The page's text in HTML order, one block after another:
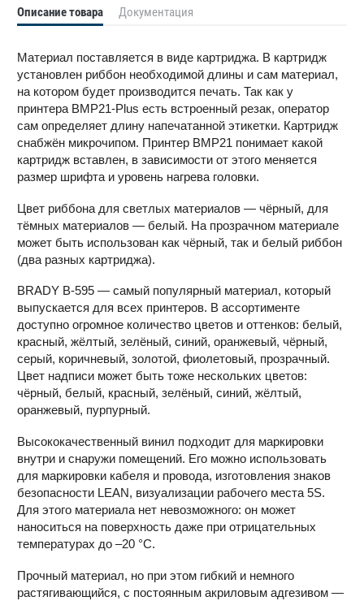
Описание товара Документация
Материал поставляется в виде картриджа. В картридж
установлен риббон необходимой длины и сам материал,
на котором будет производится печать. Так как у
принтера BMP21-Plus есть встроенный резак, оператор
сам определяет длину напечатанной этикетки. Картридж
снабжён микрочипом. Принтер BMP21 понимает какой
картридж вставлен, в зависимости от этого меняется
размер шрифта и уровень нагрева головки.
Цвет риббона для светлых материалов — чёрный, для
тёмных материалов — белый. На прозрачном материале
может быть использован как чёрный, так и белый риббон
(два разных картриджа).
BRADY B-595 — самый популярный материал, который
выпускается для всех принтеров. В ассортименте
доступно огромное количество цветов и оттенков: белый,
красный, жёлтый, зелёный, синий, оранжевый, чёрный,
серый, коричневый, золотой, фиолетовый, прозрачный.
Цвет надписи может быть тоже нескольких цветов:
чёрный, белый, красный, зелёный, синий, жёлтый,
оранжевый, пурпурный.
Высококачественный винил подходит для маркировки
внутри и снаружи помещений. Его можно использовать
для маркировки кабеля и провода, изготовления знаков
безопасности LEAN, визуализации рабочего места 5S.
Для этого материала нет невозможного: он может
наноситься на поверхность даже при отрицательных
температурах до –20 °С.
Прочный материал, но при этом гибкий и немного
растягивающийся, с постоянным акриловым адгезивом —